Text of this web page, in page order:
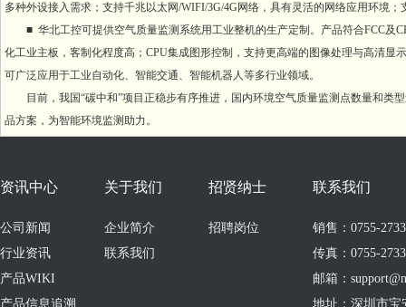
多种外设接入需求；支持千兆以太网/WIFI/3G/4G网络，具有灵活的网络应用环境
■ 华北工控可提供空气质量监测系统用工业整机的生产定制。产品符合FCC及
化工业主板，客制化程度高；CPU集成图形控制，支持更高端的图像处理与高清
可广泛应用于工业自动化、智能交通、智能机器人等多行业领域。
目前，我国“碳中和”项目正稳步有序推进，国内环境空气质量监测点数量和
品方案，为智能环境监测助力。
资讯中心
公司新闻
行业资讯
产品WIKI
产品信息追溯
关于我们
企业简介
联系我们
招贤纳士
招聘岗位
联系我们
销售：0755-
传真：0755-
邮箱：
地址：深圳市宝